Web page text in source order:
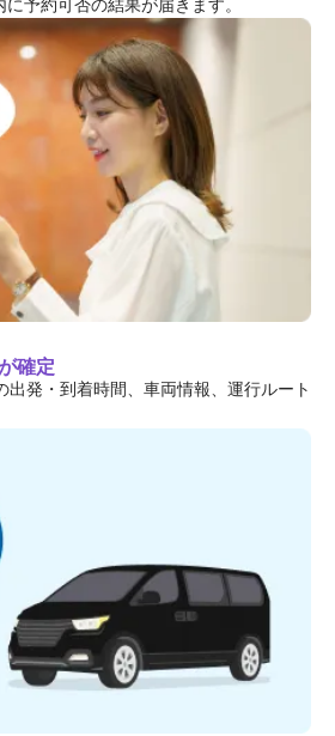
確定
発・到着時間、車両情報、運行ルート